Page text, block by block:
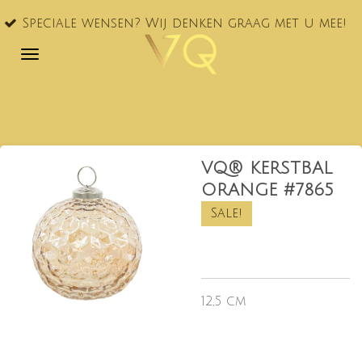
Ga
naar
wensen? Wij denken graag met u mee!
VQ® KERSTBAL
ORANGE #7865
Sale!
12,5 cm